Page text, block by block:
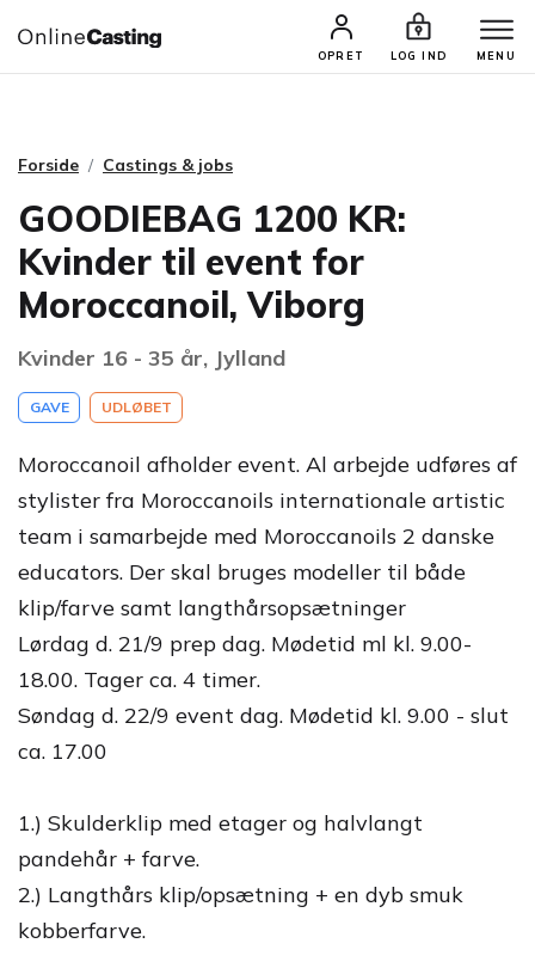
OPRET LOG IND MENU
CASTINGS & JOBS SØG PROFIL
Forside Castings & jobs
GOODIEBAG 1200 KR:
Kvinder til event for
Moroccanoil, Viborg
Kvinder 16 - 35 år, Jylland
GAVE UDLØBET
Moroccanoil afholder event. Al arbejde udføres af
stylister fra Moroccanoils internationale artistic
team i samarbejde med Moroccanoils 2 danske
educators. Der skal bruges modeller til både
klip/farve samt langthårsopsætninger
Lørdag d. 21/9 prep dag. Mødetid ml kl. 9.00-
18.00. Tager ca. 4 timer.
Søndag d. 22/9 event dag. Mødetid kl. 9.00 - slut
ca. 17.00
1.) Skulderklip med etager og halvlangt
pandehår + farve.
2.) Langthårs klip/opsætning + en dyb smuk
kobberfarve.